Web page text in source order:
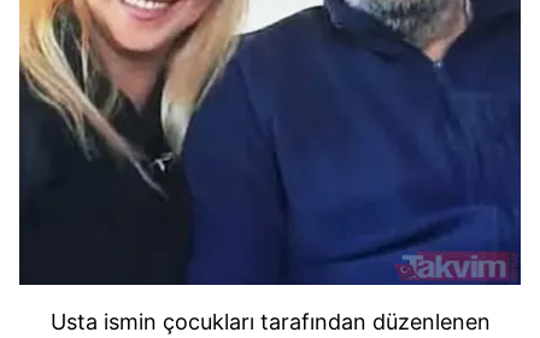
Usta ismin çocukları tarafından düzenlenen